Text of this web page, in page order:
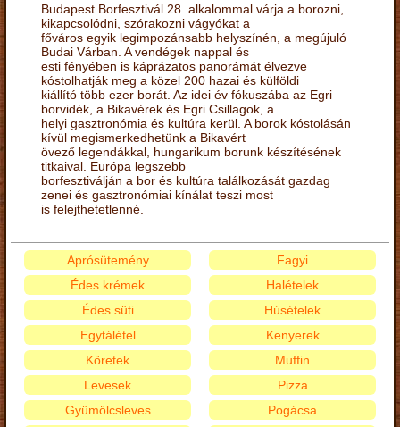
Budapest Borfesztivál 28. alkalommal várja a borozni,
kikapcsolódni, szórakozni vágyókat a
főváros egyik legimpozánsabb helyszínén, a megújuló
Budai Várban. A vendégek nappal és
esti fényében is káprázatos panorámát élvezve
kóstolhatják meg a közel 200 hazai és külföldi
kiállító több ezer borát. Az idei év fókuszába az Egri
borvidék, a Bikavérek és Egri Csillagok, a
helyi gasztronómia és kultúra kerül. A borok kóstolásán
kívül megismerkedhetünk a Bikavért
övező legendákkal, hungarikum borunk készítésének
titkaival. Európa legszebb
borfesztiválján a bor és kultúra találkozását gazdag
zenei és gasztronómiai kínálat teszi most
is felejthetetlenné.
Aprósütemény
Édes krémek
Édes süti
Egytálétel
Fagyi
Halételek
Húsételek
Kenyerek
Köretek
Levesek
Gyümölcsleves
Muffin
Pizza
Pogácsa